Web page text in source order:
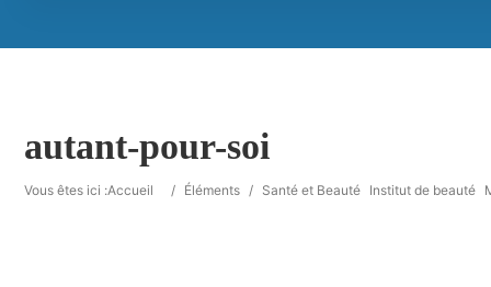
autant-pour-soi
Vous êtes ici :Accueil / Éléments / Santé et Beauté Institut de beauté